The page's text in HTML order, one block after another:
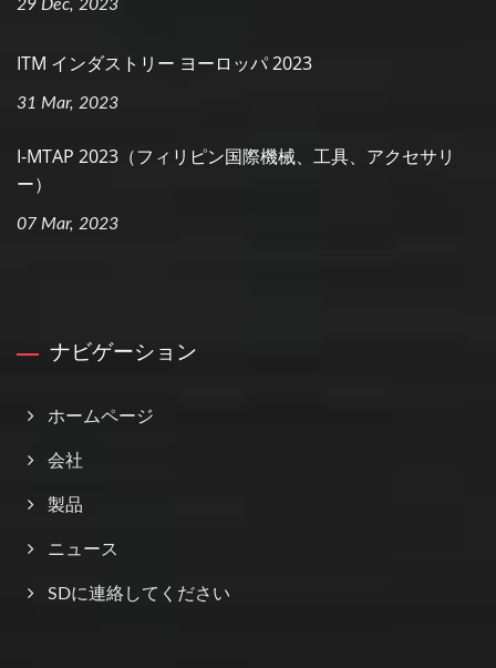
29 Dec, 2023
ITM インダストリー ヨーロッパ 2023
31 Mar, 2023
I-MTAP 2023（フィリピン国際機械、工具、アクセサリ
ー）
07 Mar, 2023
ナビゲーション
ホームページ
会社
製品
ニュース
SDに連絡してください